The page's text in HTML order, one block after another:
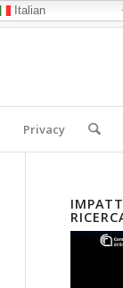
Privacy
Italian